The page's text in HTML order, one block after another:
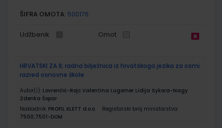
ŠIFRA OMOTA: 500176
Udžbenik Omot
HRVATSKI ZA 8; radna bilježnica iz hrvatskoga jezika za osmi
razred osnovne škole
Autor(i): Lovrenčić-Rojc Valentina Lugomer Lidija Sykora-Nagy
Zdenka Šopar
Nakladnik: PROFIL KLETT d.o.o.
Registarski broj ministarstva:
7500;7501-DOM